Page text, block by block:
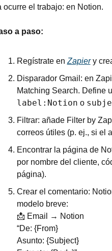
ocurre el trabajo: en Notion.
a paso:
Regístrate en Zapier y
Disparador Gmail: en
label:Notion o
Filtrar: añade Filter by
correos útiles (p. ej., si el
Encontrar la página de
por nombre del cliente,
página).
Crear el comentario:
modelo breve:
📩 Email → Notion
“De: {From}
Asunto: {Subject}